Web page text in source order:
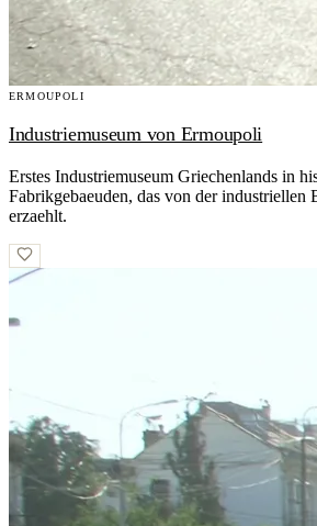
ERMOUPOLI
Industriemuseum von Ermoupoli
Erstes Industriemuseum Griechenlands in
Fabrikgebaeuden, das von der industriellen
erzaehlt.